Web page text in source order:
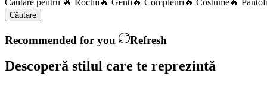
Căutare pentru 🔥 Rochii 🔥 Genti 🔥 Compleuri 🔥 Costume🔥
Căutare
Recommended for you Refresh
Descoperă stilul care te reprezintă